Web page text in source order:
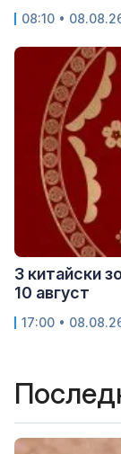
08:10 •
3 китайски
10 август
17:00 •